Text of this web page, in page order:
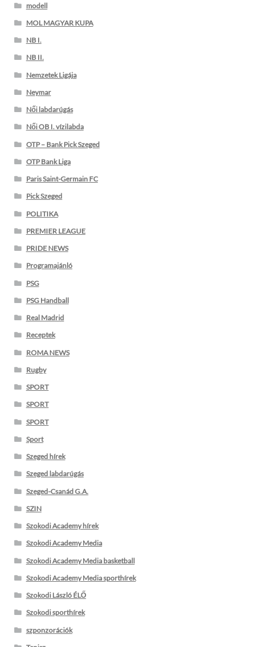
modell
MOL MAGYAR KUPA
NB I.
NB II.
Nemzetek Ligája
Neymar
Női labdarúgás
Női OB I. vízilabda
OTP – Bank Pick Szeged
OTP Bank Liga
Paris Saint-Germain FC
Pick Szeged
POLITIKA
PREMIER LEAGUE
PRIDE NEWS
Programajánló
PSG
PSG Handball
Real Madrid
Receptek
ROMA NEWS
Rugby
SPORT
SPORT
SPORT
Sport
Szeged hírek
Szeged labdarúgás
Szeged-Csanád G.A.
SZIN
Szokodi Academy hírek
Szokodi Academy Media
Szokodi Academy Media basketball
Szokodi Academy Media sporthírek
Szokodi László ÉLŐ
Szokodi sporthírek
szponzorációk